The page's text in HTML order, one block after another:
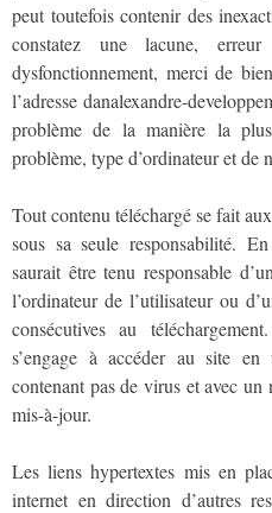
peut toutefois contenir des
constatez une lacune,
dysfonctionnement, merci de
l’adresse danalexandre-
problème de la manière la
problème, type d’ordinateur et
Tout contenu téléchargé se fait
sous sa seule responsabilité.
saurait être tenu responsable
l’ordinateur de l’utilisateur ou
consécutives au
s’engage à accéder au site
contenant pas de virus et avec
mis-à-jour.
Les liens hypertextes mis en
internet en direction d’autres